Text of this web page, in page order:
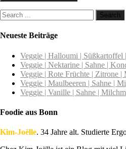
Neueste Beiträge
Veggie | Halloumi | Süßkartoffel
Veggie | Nektarine | Sahne |
Veggie | Rote Früchte | Zitrone |
Veggie | Maulbeeren | Sahne |
Veggie | Vanille | Sahne |
Foodie aus Bonn
Kim-Joëlle. 34 Jahre alt. Studierte